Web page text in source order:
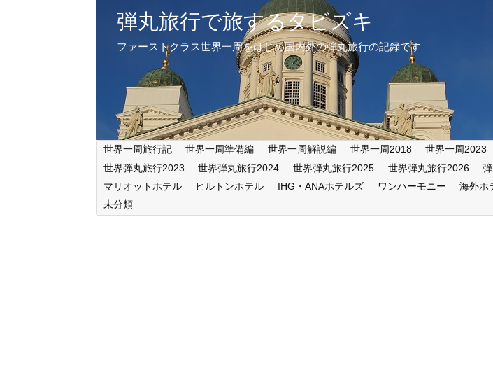
弾丸旅行で旅するタビズキ
ファーストクラス世界一周をはじめ国内外の弾丸旅行の記録です
世界一周旅行記 世界一周準備編 世界一周解説編 世界一周2018 世界一周2023
世界弾丸旅行2023
世界弾丸旅行2024 世界弾丸旅行2025 世界弾丸旅行2026
マリオットホテル
ヒルトンホテル IHG・ANAホテルズ ワンハーモニー 海外ホ
未分類